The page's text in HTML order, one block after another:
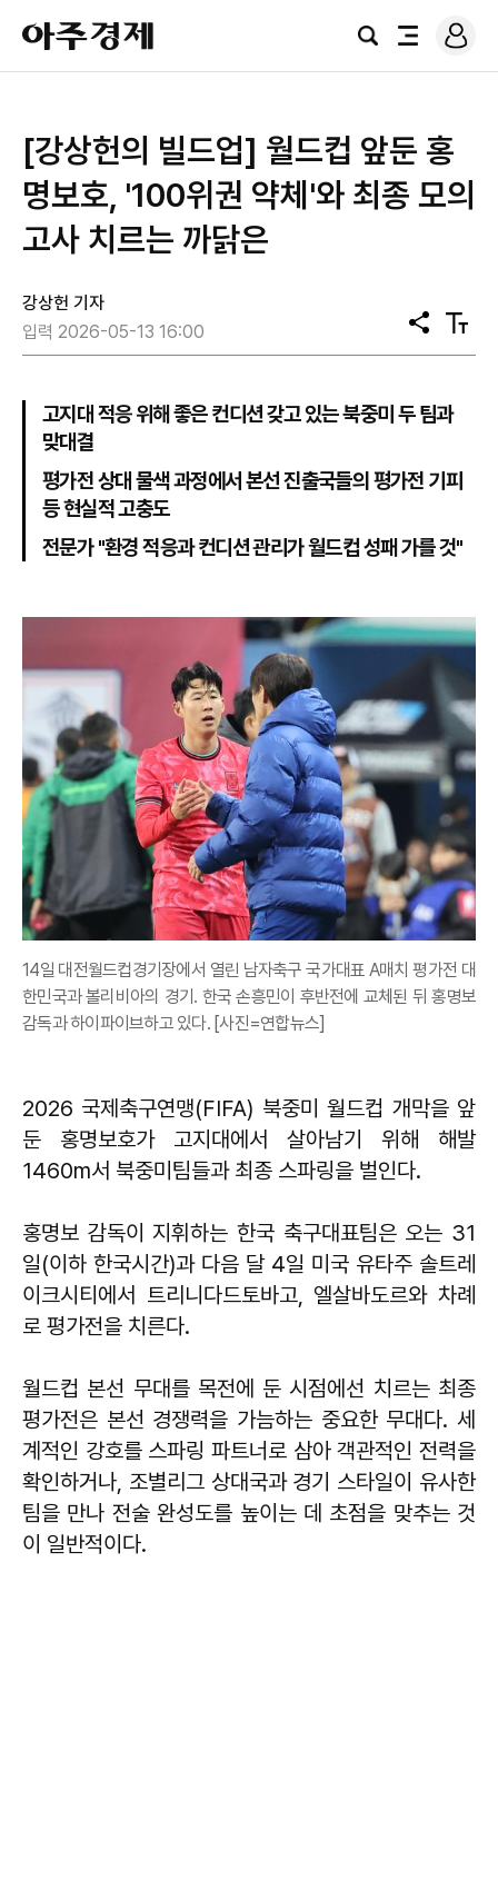
아
주
경
검
전
로
그
[강상헌의 빌드업] 월드컵 앞둔 홍
명보호, '100위권 약체'와 최종 모의
고사 치르는 까닭은
강상헌 기자
입력 2026-05-13 16:00
공
유
텍
스
고지대 적응 위해 좋은 컨디션 갖고 있는 북중미 두 팀과
맞대결
평가전 상대 물색 과정에서 본선 진출국들의 평가전 기피
등 현실적 고충도
전문가 "환경 적응과 컨디션 관리가 월드컵 성패 가를 것"
14일 대전월드컵경기장에서 열린 남자축구 국가대표 A매치 평가전 대
한민국과 볼리비아의 경기. 한국 손흥민이 후반전에 교체된 뒤 홍명보
감독과 하이파이브하고 있다. [사진=연합뉴스]
2026 국제축구연맹(FIFA) 북중미 월드컵 개막을 앞
둔 홍명보호가 고지대에서 살아남기 위해 해발
1460m서 북중미팀들과 최종 스파링을 벌인다.
홍명보 감독이 지휘하는 한국 축구대표팀은 오는 31
일(이하 한국시간)과 다음 달 4일 미국 유타주 솔트레
이크시티에서 트리니다드토바고, 엘살바도르와 차례
로 평가전을 치른다.
월드컵 본선 무대를 목전에 둔 시점에선 치르는 최종
평가전은 본선 경쟁력을 가늠하는 중요한 무대다. 세
계적인 강호를 스파링 파트너로 삼아 객관적인 전력을
확인하거나, 조별리그 상대국과 경기 스타일이 유사한
팀을 만나 전술 완성도를 높이는 데 초점을 맞추는 것
이 일반적이다.